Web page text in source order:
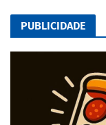
PUBLICIDADE